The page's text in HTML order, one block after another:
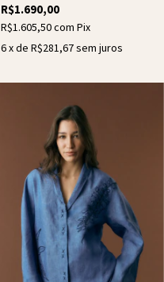
R$1.690,00
R$1.605,50com Pix
6x de R$281,67sem juros